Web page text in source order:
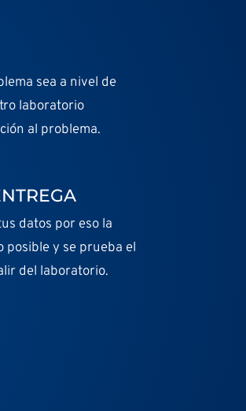
sea a nivel de
laboratorio
al problema.
datos por eso la
posible y se prueba el
del laboratorio.